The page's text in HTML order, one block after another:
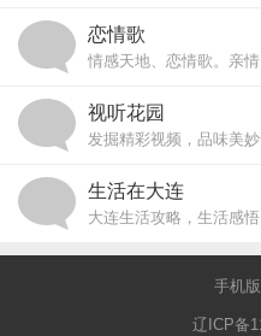
恋情歌
情感天地、恋情歌。亲
视听花园
发掘精彩视频，品味美妙
生活在大连
手机版
辽ICP备